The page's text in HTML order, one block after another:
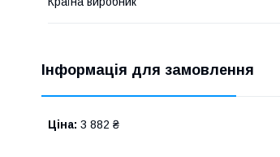
Інформація для замовлення
Ціна: 3 882 ₴